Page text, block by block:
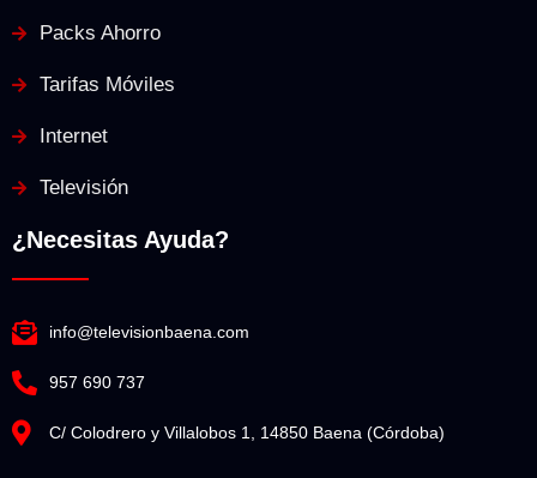
Packs Ahorro
Tarifas Móviles
Internet
Televisión
¿Necesitas Ayuda?
info@televisionbaena.com
957 690 737
C/ Colodrero y Villalobos 1, 14850 Baena (Córdoba)